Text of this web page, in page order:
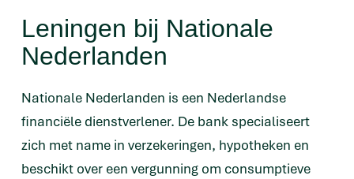
Leningen bij Nationale
Nederlanden
Nationale Nederlanden is een Nederlandse
financiële dienstverlener. De bank specialiseert
zich met name in verzekeringen, hypotheken en
beschikt over een vergunning om consumptieve